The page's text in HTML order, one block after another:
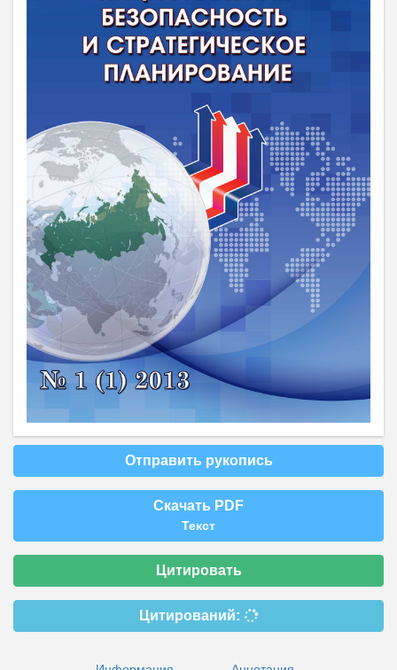
Отправить рукопись
Скачать PDF
Текст
Цитировать
Цитирований: